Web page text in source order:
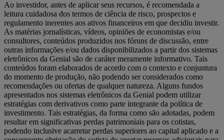
Ao investidor, antes de aplicar seus recursos, é recomendada a
leitura cuidadosa dos termos de ciência de risco, prospectos e
regulamento inerentes aos ativos financeiros em que decidiu investir.
As matérias jornalísticas, vídeos, opiniões de economistas e/ou
consultores, conteúdos produzidos nos fóruns de discussão, entre
outras informações e/ou dados disponibilizados a partir dos sistemas
eletrônicos da Genial são de caráter meramente informativo. Tais
conteúdos foram elaborados de acordo com o contexto e conjuntura
do momento de produção, não podendo ser considerados como
recomendações ou ofertas de qualquer natureza. Alguns fundos
apresentados nos sistemas eletrônicos da Genial podem utilizar
estratégias com derivativos como parte integrante da política de
investimento. Tais estratégias, da forma como são adotadas, podem
resultar em significativas perdas patrimoniais para os cotistas,
podendo inclusive acarretar perdas superiores ao capital aplicado e a